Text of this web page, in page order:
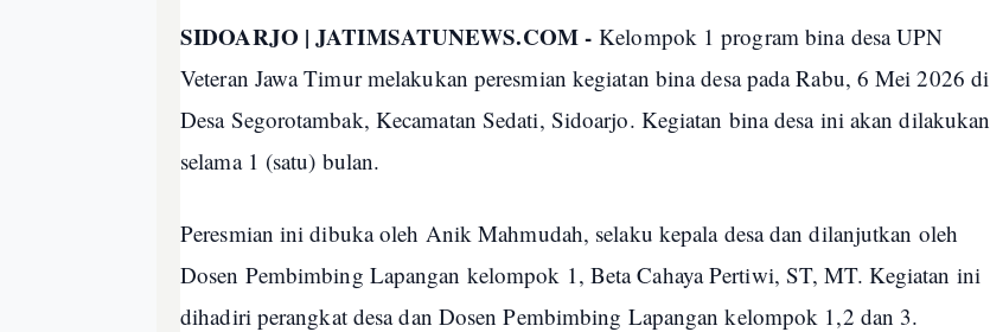
SIDOARJO | JATIMSATUNEWS.COM - Kelompok 1 program bina desa UPN
Veteran Jawa Timur melakukan peresmian kegiatan bina desa pada Rabu, 6 Mei 2026 di
Desa Segorotambak, Kecamatan Sedati, Sidoarjo. Kegiatan bina desa ini akan dilakukan
selama 1 (satu) bulan.
Peresmian ini dibuka oleh Anik Mahmudah, selaku kepala desa dan dilanjutkan oleh
Dosen Pembimbing Lapangan kelompok 1, Beta Cahaya Pertiwi, ST, MT. Kegiatan ini
dihadiri perangkat desa dan Dosen Pembimbing Lapangan kelompok 1,2 dan 3.